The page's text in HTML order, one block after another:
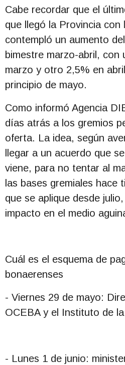
Cabe recordar que el
que llegó la Provincia con
contempló un aumento
bimestre marzo-abril, con
marzo y otro 2,5% en
principio de mayo.
Como informó Agencia
días atrás a los gremios
oferta. La idea, según
llegar a un acuerdo que
viene, para no tentar al
las bases gremiales hace
que se aplique desde
impacto en el medio
Cuál es el esquema de
bonaerenses
- Viernes 29 de mayo:
OCEBA y el Instituto de
- Lunes 1 de junio: